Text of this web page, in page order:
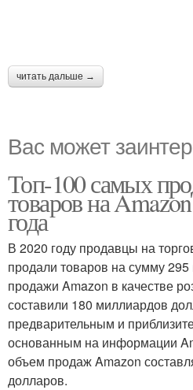
читать дальше →
Вас может
Топ-100 самых
товаров на
года
В 2020 году продавцы на
продали товаров на сумму
продажи Amazon в качестве
составили 180 миллиардов
предварительным и
основанным на информации
объем продаж Amazon
долларов.